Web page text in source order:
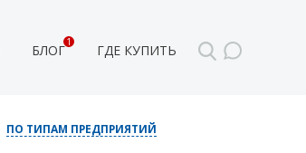
БЛОГ1 ГДЕ КУПИТЬ
ПО ТИПАМ ПРЕДПРИЯТИЙ